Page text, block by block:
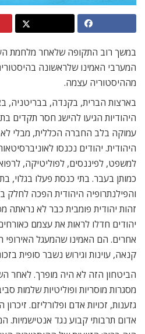
במשך רוב התקופה שלאחר מלחמת
המערבי האמינו שלראשונה
מההיסטוריה עצמה.
בארצות הברית, בקנדה, בבריטניה,
היהודיות הגיעו להישג חסר תקדים
עמוקה בלב החברה הכללית, מבלי
היהודית. יהודים נכנסו
למשפט, לפיננסים, לפוליטיקה,
כמותן בעבר. בתי כנסת פעלו בגלוי,
והפילנתרופיה היהודית הפכה לחלק
זהות יהודית פומבית כבר לא נראתה
יהודים חדלו לראות את עצמם
אחרים. הם האמינו שהמעגל
קנאה, עוינות וגירוש נשבר סופית
הביטחון הזה לא היה מופרך. לאחר
מסגרות מוסריות ופוליטיות שלמות
גזענות, זכויות אדם ופלורליזם.
אדום תרבותי קבוע נגד אנטישמיות.